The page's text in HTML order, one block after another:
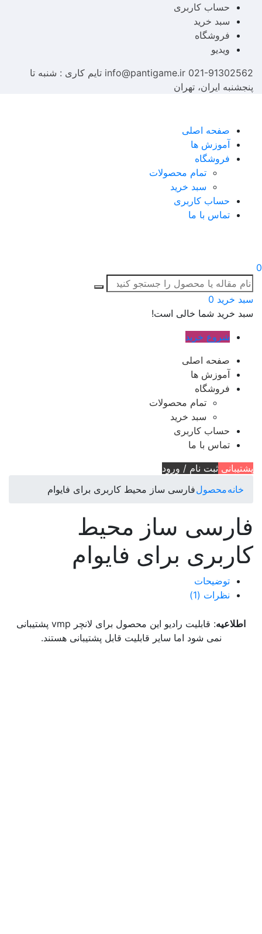
حساب کاربری
سبد خرید
فروشگاه
ویدیو
021-91302562
info@pantigame.ir تایم کاری : شنبه تا
پنجشنبه ایران، تهران
صفحه اصلی
آموزش ها
فروشگاه
تمام محصولات
سبد خرید
حساب کاربری
تماس با ما
0
سبد خرید 0
سبد خرید شما خالی است!
شروع خرید
صفحه اصلی
آموزش ها
فروشگاه
تمام محصولات
سبد خرید
حساب کاربری
تماس با ما
پشتیبانی ثبت نام / ورود
خانهمحصولفارسی ساز محیط کاربری برای فایوام
فارسی ساز محیط
کاربری برای فایوام
توضیحات
نظرات (1)
اطلاعیه
: قابلیت رادیو این محصول برای لانچر vmp پشتیبانی
نمی شود اما سایر قابلیت قابل پشتیبانی هستند.